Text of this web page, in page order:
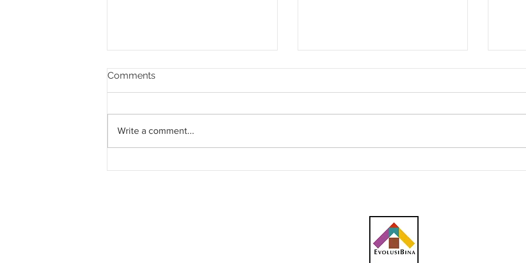
Comments
Write a comment...